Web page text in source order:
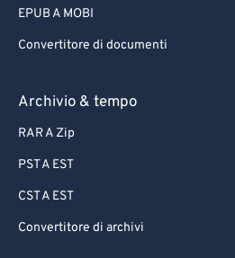
EPUB A MOBI
Convertitore di documenti
Archivio & tempo
RAR A Zip
PST A EST
CST A EST
Convertitore di archivi